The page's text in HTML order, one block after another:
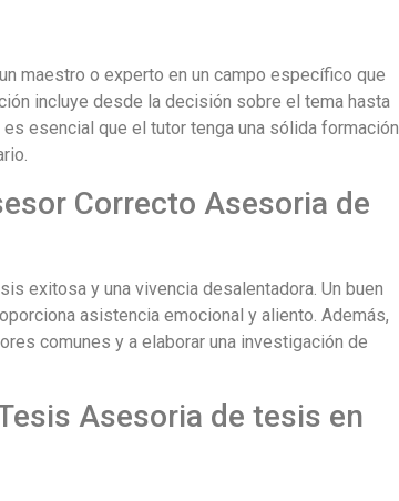
maestro o experto en un campo específico que
incluye desde la decisión sobre el tema hasta
esencial que el tutor tenga una sólida formación
Correcto Asesoria de
exitosa y una vivencia desalentadora. Un buen
asistencia emocional y aliento. Además,
comunes y a elaborar una investigación de
Asesoria de tesis en